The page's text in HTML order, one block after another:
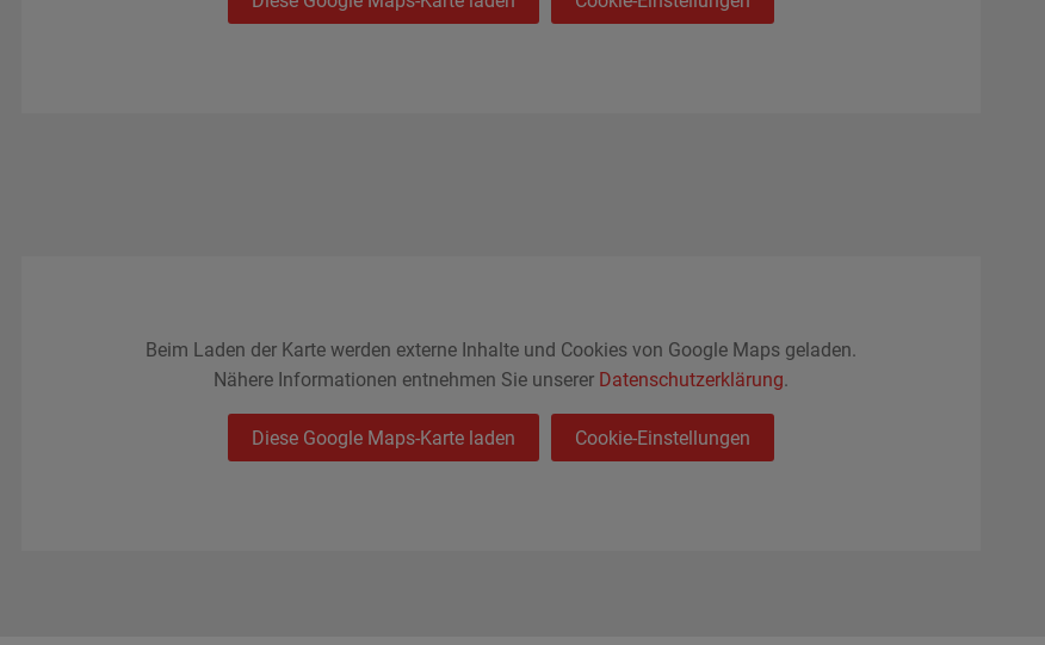
Beim Laden der Karte werden externe Inhalte und Cookies von Google Maps geladen.
Nähere Informationen entnehmen Sie unserer Datenschutzerklärung.
Diese Google Maps-Karte laden Cookie-Einstellungen